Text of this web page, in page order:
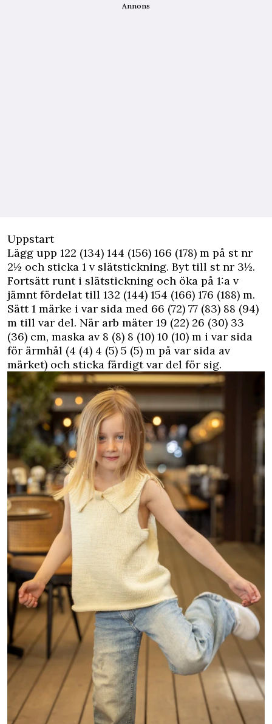
Annons
Uppstart
Lägg upp 122 (134) 144 (156) 166 (178) m på st nr
2½ och sticka 1 v slätstickning. Byt till st nr 3½.
Fortsätt runt i slätstickning och öka på 1:a v
jämnt fördelat till 132 (144) 154 (166) 176 (188) m.
Sätt 1 märke i var sida med 66 (72) 77 (83) 88 (94)
m till var del. När arb mäter 19 (22) 26 (30) 33
(36) cm, maska av 8 (8) 8 (10) 10 (10) m i var sida
för ärmhål (4 (4) 4 (5) 5 (5) m på var sida av
märket) och sticka färdigt var del för sig.